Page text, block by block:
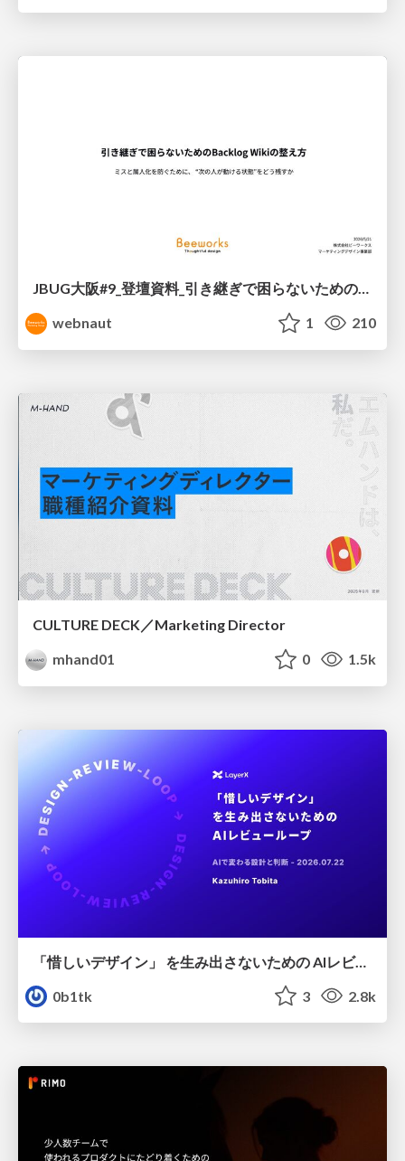
webnaut
1 210
CULTURE DECK／Marketing Director
mhand01
0 1.5k
「惜しいデザイン」 を生み出さないための AIレビューループ
0b1tk
3 2.8k